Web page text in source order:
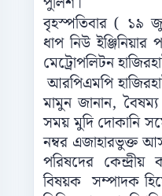
বৃহস্পতিবার ( ১৯
ধাপ নিউ
মেট্রোপলিটন
আরপিএমপি
মামুন জানান,
সময় মুদি দোকানি
নম্বর এজাহারভুক্ত
পরিষদের
বিষয়ক সম্পাদক